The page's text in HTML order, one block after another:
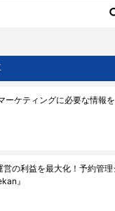
ーケティングに必要な情報
営の利益を最大化！予約管理
』